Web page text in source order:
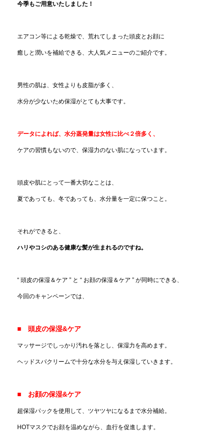
今季もご用意いたしました！
エアコン等による乾燥で、荒れてしまった頭皮とお顔に
癒しと潤いを補給できる、大人気メニューのご紹介です。
男性の肌は、女性よりも皮脂が多く、
水分が少ないため保湿がとても大事です。
データによれば、水分蒸発量は女性に比べ２倍多く、
ケアの習慣もないので、保湿力のない肌になっています。
頭皮や肌にとって一番大切なことは、
夏であっても、冬であっても、水分量を一定に保つこと。
それができると、
ハリやコシのある健康な髪が生まれるのですね。
“ 頭皮の保湿＆ケア ” と “ お顔の保湿＆ケア ” が同時にできる、
今回のキャンペーンでは、
■ 頭皮の保湿&ケア
マッサージでしっかり汚れを落とし、保湿力を高めます。
ヘッドスパクリームで十分な水分を与え保湿していきます。
■ お顔の保湿&ケア
超保湿パックを使用して、ツヤツヤになるまで水分補給。
HOTマスクでお顔を温めながら、血行を促進します。